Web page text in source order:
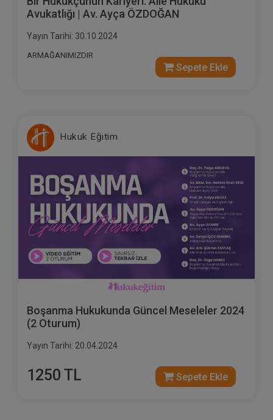
Avukatlığı | Av. Ayça ÖZDOĞAN
Yayın Tarihi: 30.10.2024
ARMAĞANIMIZDIR
Sepete Ekle
Hukuk Eğitim
Boşanma Hukukunda Güncel Meseleler 2024
(2 Oturum)
Yayın Tarihi: 20.04.2024
1250 TL Sepete Ekle